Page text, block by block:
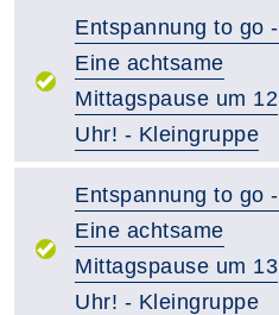
Entspannung to go -
Eine achtsame
Mittagspause um 12
Uhr! - Kleingruppe
Entspannung to go -
Eine achtsame
Mittagspause um 13
Uhr! - Kleingruppe